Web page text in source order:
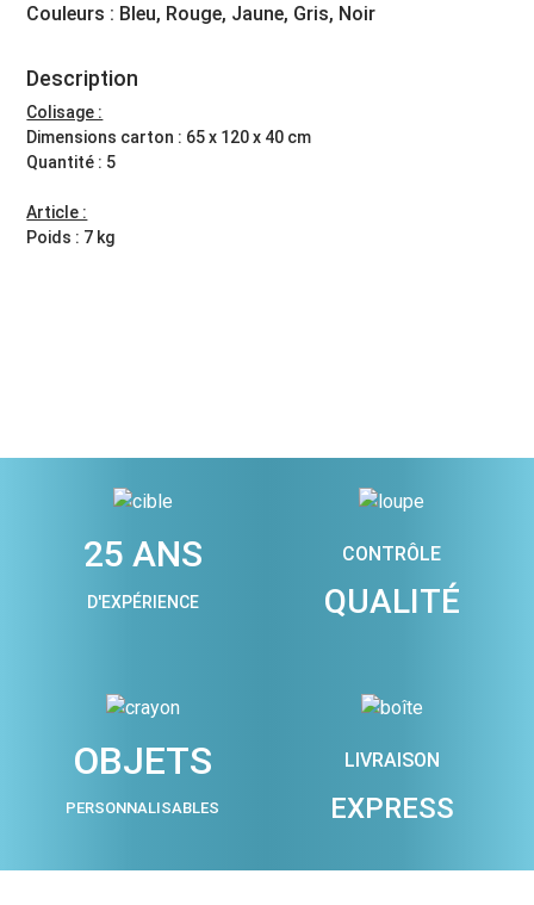
Couleurs : Bleu, Rouge, Jaune, Gris, Noir
Description
Colisage :
Dimensions carton : 65 x 120 x 40 cm
Quantité : 5
Article :
Poids : 7 kg
25 ANS
D'EXPÉRIENCE
CONTRÔLE
QUALITÉ
OBJETS
PERSONNALISABLES
LIVRAISON
EXPRESS